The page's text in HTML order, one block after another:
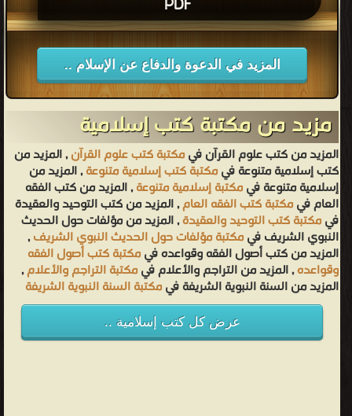
PDF
المزيد في الدعوة والدفاع عن الإسلام ..
مزيد من مكتبة كتب إسلامية
المزيد من كتب علوم القرآن فيمكتبة كتب علوم القرآن, المزيد من
كتب إسلامية متنوعة فيمكتبة كتب إسلامية متنوعة, المزيد من
إسلامية متنوعة فيمكتبة إسلامية متنوعة, المزيد من كتب الفقه
العام فيمكتبة كتب الفقه العام, المزيد من كتب التوحيد والعقيدة
فيمكتبة كتب التوحيد والعقيدة, المزيد من مؤلفات حول الحديث
النبوي الشريف فيمكتبة مؤلفات حول الحديث النبوي الشريف,
المزيد من كتب أصول الفقه وقواعده فيمكتبة كتب أصول الفقه
وقواعده, المزيد من التراجم والأعلام فيمكتبة التراجم والأعلام,
المزيد من السنة النبوية الشريفة فيمكتبة السنة النبوية الشريفة
عرض كل كتب إسلامية ..